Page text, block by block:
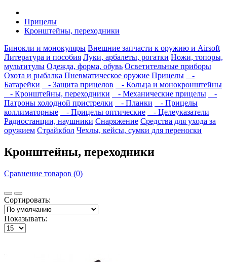
Прицелы
Кронштейны, переходники
Бинокли и монокуляры Внешние запчасти к оружию и Airsoft
Литература и пособия Луки, арбалеты, рогатки Ножи, топоры,
мультитулы Одежда, форма, обувь Осветительные приборы
Охота и рыбалка Пневматическое оружие Прицелы
-
Батарейки
- Защита прицелов
- Кольца и монокронштейны
- Кронштейны, переходники
- Механические прицелы
-
Патроны холодной пристрелки
- Планки
- Прицелы
коллиматорные
- Прицелы оптические
- Целеуказатели
Радиостанции, наушники Снаряжение Средства для ухода за
оружием Страйкбол Чехлы, кейсы, сумки для переноски
Кронштейны, переходники
Сравнение товаров (0)
Сортировать:
Показывать: